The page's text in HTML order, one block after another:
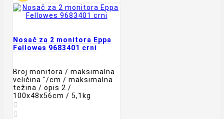
Nosač za 2 monitora Eppa
Fellowes 9683401 crni
Broj monitora / maksimalna
veličina "/cm / maksimalna
težina / opis 2 /
100x48x56cm / 5,1kg

